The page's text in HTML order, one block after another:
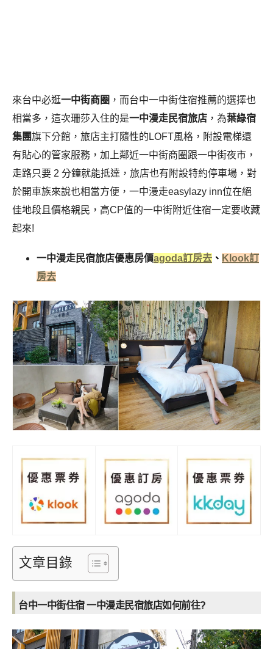
來台中必逛一中街商圈 ，而台中一中街住宿推薦的選擇也
相當多，這次珊莎入住的是一中漫走民宿旅店 ，為葉綠宿
集團旗下分館，旅店主打隨性的LOFT風格，附設電梯還
有貼心的管家服務，加上鄰近一中街商圈跟一中街夜市，
走路只要 2 分鐘就能抵達，旅店也有附設特約停車場，對
於開車族來說也相當方便，一中漫走easylazy inn位在絕
佳地段且價格親民，高CP值的一中街附近住宿一定要收藏
起來!
一中漫走民宿旅店優惠房價agoda訂房去 、 Klook訂
房去
文章目錄
台中一中街住宿 一中漫走民宿旅店如何前往?